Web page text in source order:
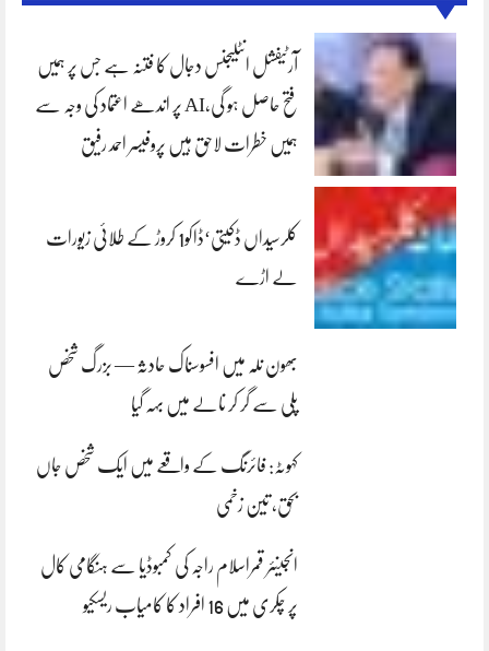
آرٹیفشل انٹلیجنس دجال کا فتنہ ہے جس پر ہمیں
فتح حاصل ہو گی،AI پر اندھے اعتماد کی وجہ سے
ہمیں خطرات لاحق ہیں پروفیسر احمد رفیق
کلرسیداں ڈکیتی‘ڈاکو1 کروڑ کے طلائی زیورات
لے اڑے
بھون نلہ میں افسوسناک حادثہ — بزرگ شخص
پلی سے گر کر نالے میں بہہ گیا
کہوٹہ: فائرنگ کے واقعے میں ایک شخص جاں
بحق، تین زخمی
انجینئر قمراسلام راجہ کی کمبوڈیا سے ہنگامی کال
پر چکری میں 16 افراد کا کامیاب ریسکیو